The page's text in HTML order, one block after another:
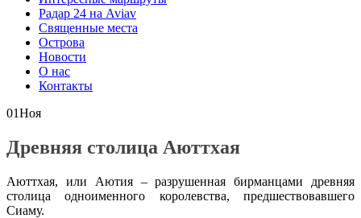
Радар 24 на Aviav
Священные места
Острова
Новости
О нас
Контакты
01Ноя
Древняя столица Аюттхая
Аюттхая, или Аютия – разрушенная бирманцами древняя
столица одноименного королевства, предшествовавшего
Сиаму.